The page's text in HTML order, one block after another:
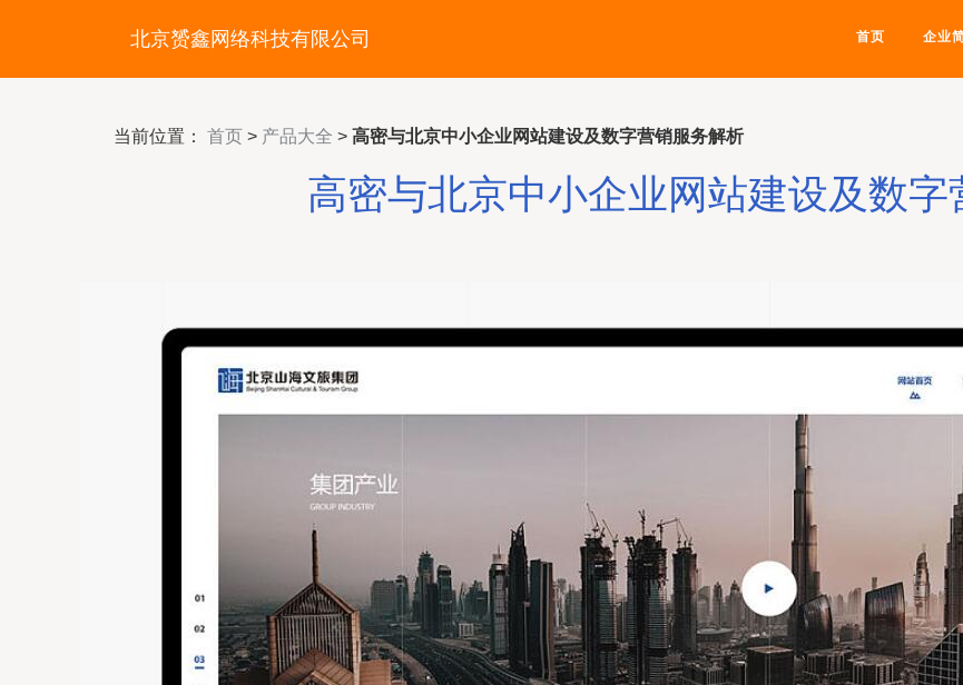
北京赟鑫网络科技有限公司 首页 企业
当前位置： 首页 > 产品大全 > 高密与北京中小企业网站建设及数字营销服务解析
高密与北京中小企业网站建设及数字